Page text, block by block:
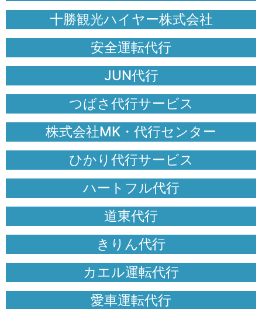
十勝観光ハイヤー株式会社
安全運転代行
JUN代行
つばさ代行サービス
株式会社MK・代行センター
ひかり代行サービス
ハートフル代行
道東代行
きりん代行
カエル運転代行
愛車運転代行